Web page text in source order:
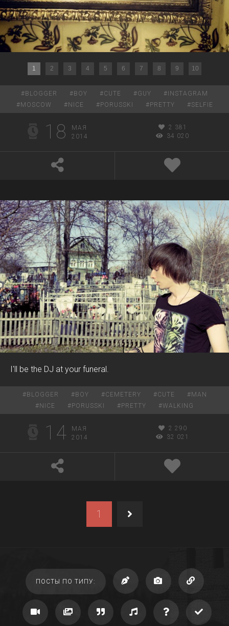
1 2 3 4 5 6 7 8 9 10
#BLOGGER #BOY #CUTE #GUY #INSTAGRAM
#MOSCOW #NICE #PORUSSKI #PRETTY #SELFIE
18
МАЯ
2014
2 381
34 020
I'll be the DJ at your funeral.
# BLOGGER # BOY #CEMETERY #CUTE # MAN
# NICE # PORUSSKI # PRETTY #WALKING
14
МАЯ
2014
2 290
32 021
1
ПОСТЫ ПО ТИПУ: